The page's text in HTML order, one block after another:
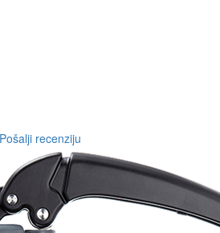
Pošalji recenziju